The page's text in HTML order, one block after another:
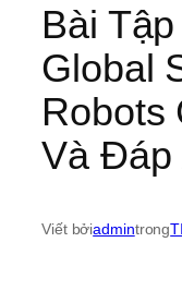
Bài
Global
Robots
Và Đáp
Viết bởiadmintrong